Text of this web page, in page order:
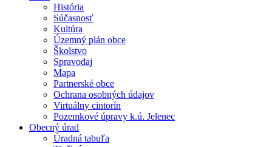
História
Súčasnosť
Kultúra
Územný plán obce
Školstvo
Spravodaj
Mapa
Partnerské obce
Ochrana osobných údajov
Virtuálny cintorín
Pozemkové úpravy k.ú. Jelenec
Obecný úrad
Úradná tabuľa